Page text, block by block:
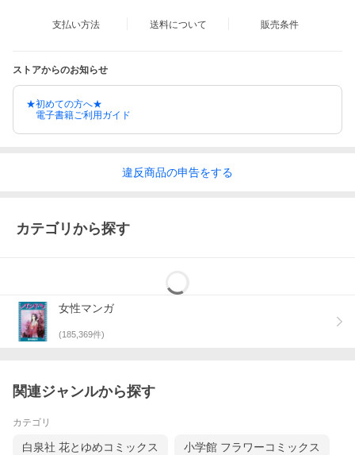
支払い方法 送料について 販売条件
ストアからのお知らせ
★初めての方へ★
電子書籍ご利用ガイド
違反商品の申告をする
カテゴリから探す
女性マンガ
(185,369件)
関連ジャンルから探す
カテゴリ
白泉社 花とゆめコミックス 小学館 フラワーコミックス